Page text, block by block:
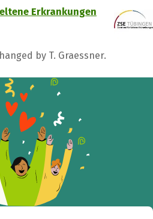
Erkrankungen
by T. Graessner.